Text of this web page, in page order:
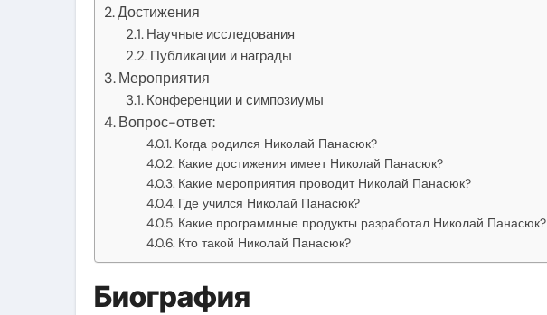
Достижения
Научные исследования
Публикации и награды
Мероприятия
Конференции и симпозиумы
Вопрос-ответ:
Когда родился Николай Панасюк?
Какие достижения имеет Николай Панасюк?
Какие мероприятия проводит Николай Панасюк?
Где учился Николай Панасюк?
Какие программные продукты разработал Николай Панасюк?
Кто такой Николай Панасюк?
Биография